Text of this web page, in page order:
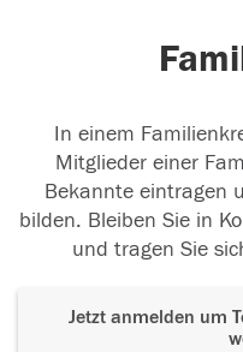
In einem
Mitglieder einer
Bekannte eintragen
bilden. Bleiben Sie in
und tragen Sie
Jetzt anmelden um